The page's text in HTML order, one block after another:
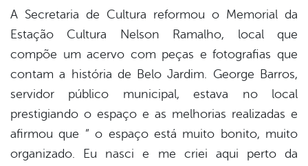
A Secretaria de Cultura reformou o Memorial da
Estação Cultura Nelson Ramalho, local que
compõe um acervo com peças e fotografias que
contam a história de Belo Jardim. George Barros,
servidor público municipal, estava no local
prestigiando o espaço e as melhorias realizadas e
afirmou que ” o espaço está muito bonito, muito
organizado. Eu nasci e me criei aqui perto da